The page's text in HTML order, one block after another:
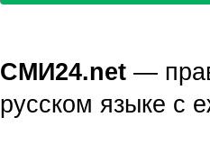
СМИ24.net —
русском языке с